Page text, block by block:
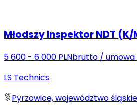
Młodszy Inspektor NDT (K/
5 600 - 6 000 PLNbrutto /
LS Technics
Pyrzowice, województwo śląskie